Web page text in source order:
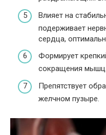
Влияет на
подерживает
сердца,
Формирует
сокращения мышц.
Препятствует
желчном пузыре.